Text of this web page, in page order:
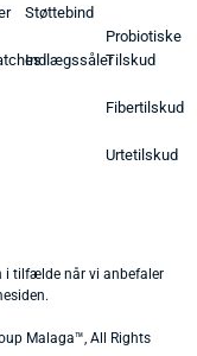
Støttebind
Indlægssåler
Probiotiske
Tilskud
Fibertilskud
Urtetilskud
i tilfælde når vi anbefaler
Malaga™, All Rights